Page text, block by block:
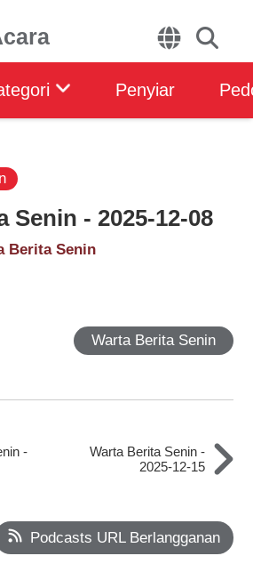
Penyiar
Senin - 2025-12-08
Berita Senin
Warta Berita Senin
-
Warta Berita Senin -
2025-12-15
Podcasts URL Berlangganan